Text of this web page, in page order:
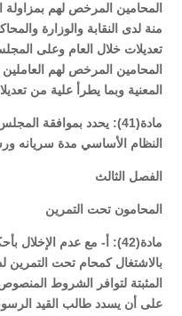
المحامين المرخص لهم
منة لدى النقابة والوزارة
تعديلات خلال العام وعلى
المحامين المرخص لهم
المعنية وبما يطرأ علية من
مادة(41): يحدد بموافقة
النظام الأساسي مدة سريانه
الفصل الثالث
المحامون تحت التمرين
مادة(42): أ- مع عدم
بالاشتغال كمحام تحت التمرين
على أن يسدد طالب القيد